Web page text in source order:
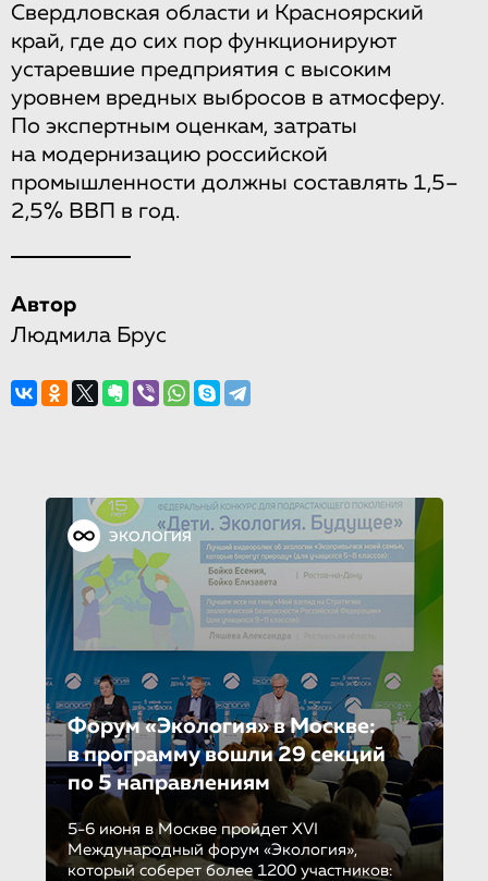
Свердловская области и Красноярский
край, где до сих пор функционируют
устаревшие предприятия с высоким
уровнем вредных выбросов в атмосферу.
По экспертным оценкам, затраты
на модернизацию российской
промышленности должны составлять 1,5–
2,5% ВВП в год.
Автор
Людмила Брус
ЭКОЛОГИЯ
Форум «Экология» в Москве:
в программу вошли 29 секций
по 5 направле­ни­ям
5-6 июня в Москве пройдет XVI
Международный форум «Экология»,
который соберет более 1200 участников: